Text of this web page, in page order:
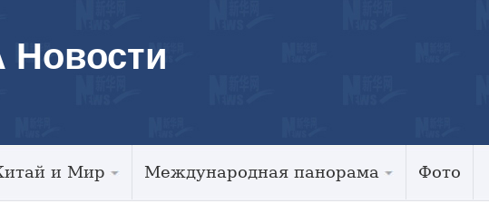
и Мир Международная панорама Фото